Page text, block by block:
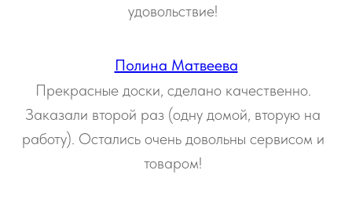
удовольствие!
Полина Матвеева
Прекрасные доски, сделано качественно.
Заказали второй раз (одну домой, вторую на
работу). Остались очень довольны сервисом и
товаром!